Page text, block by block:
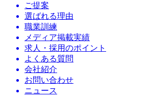
ご提案
選ばれる理由
職業訓練
メディア掲載実績
求人・採用のポイント
よくある質問
会社紹介
お問い合わせ
ニュース